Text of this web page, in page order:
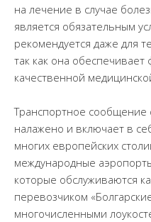
на лечение в случае
является обязательным
рекомендуется даже для
так как она
качественной
Транспортное сообщение
налажено и включает в
многих европейских
международные
которые обслуживаются
перевозчиком
многочисленными